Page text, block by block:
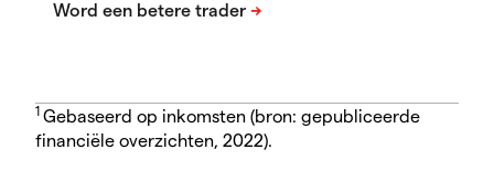
1 Gebaseerd op inkomsten (bron: gepubliceerde
financiële overzichten, 2022).